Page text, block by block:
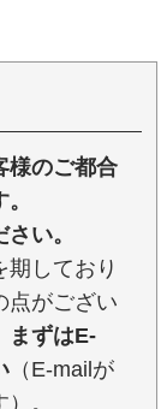
様のご都合
い。
しており
点がござい
まずはE-
（E-mailが
。